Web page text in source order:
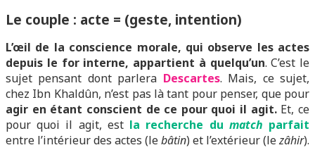
Le couple : acte = (geste, intention)
L’œil de la conscience morale, qui observe les actes
depuis le for interne, appartient à quelqu’un. C’est le
sujet pensant dont parlera Descartes. Mais, ce sujet,
chez Ibn Khaldûn, n’est pas là tant pour penser, que pour
agir en étant conscient de ce pour quoi il agit.Et, ce
pour quoi il agit, est la recherche du match parfait
entre l’intérieur des actes (lebâtin) et l’extérieur (lezâhir).